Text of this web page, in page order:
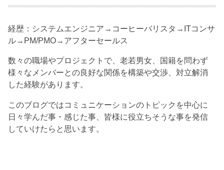
経歴：システムエンジニア→コーヒーバリスタ→ITコンサ
ル→PM/PMO→アフターセールス
数々の職場やプロジェクトで、老若男女、国籍を問わず
様々なメンバーとの良好な関係を構築や交渉、対立解消
した経験があります。
このブログではコミュニケーションのトピックを中心に
日々学んだ事・感じた事、皆様に役立ちそうな事を発信
していけたらと思います。